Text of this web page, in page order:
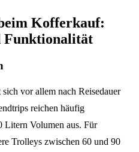
Kofferkauf:
Funktionalität
vor allem nach Reisedauer
reichen häufig
Litern Volumen aus. Für
Trolleys zwischen 60 und 90